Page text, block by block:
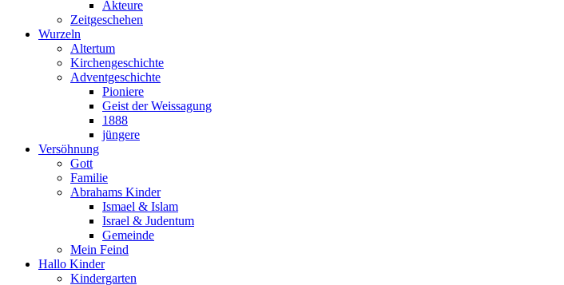
Akteure
Zeitgeschehen
Wurzeln
Altertum
Kirchengeschichte
Adventgeschichte
Pioniere
Geist der Weissagung
1888
jüngere
Versöhnung
Gott
Familie
Abrahams Kinder
Ismael & Islam
Israel & Judentum
Gemeinde
Mein Feind
Hallo Kinder
Kindergarten